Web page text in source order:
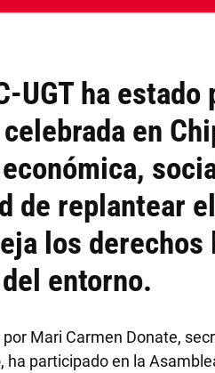
UGT ha
en
de replantear
los
entorno.
Mari Carmen Donate,
participado en la